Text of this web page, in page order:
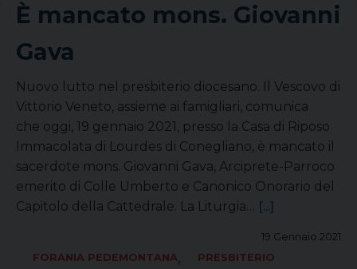
È mancato mons. Giovanni
Gava
Nuovo lutto nel presbiterio diocesano. Il Vescovo di
Vittorio Veneto, assieme ai famigliari, comunica
che oggi, 19 gennaio 2021, presso la Casa di Riposo
Immacolata di Lourdes di Conegliano, è mancato il
sacerdote mons. Giovanni Gava, Arciprete-Parroco
emerito di Colle Umberto e Canonico Onorario del
Capitolo della Cattedrale. La Liturgia… [...]
19 Gennaio 2021
FORANIA PEDEMONTANA, PRESBITERIO